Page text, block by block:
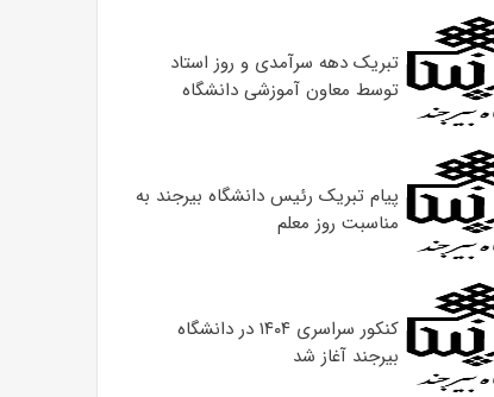
تبریک دهه سرآمدی و روز استاد
توسط معاون آموزشی دانشگاه
پیام تبریک رئیس دانشگاه بیرجند به
مناسبت روز معلم
کنکور سراسری ۱۴۰۴ در دانشگاه
بیرجند آغاز شد